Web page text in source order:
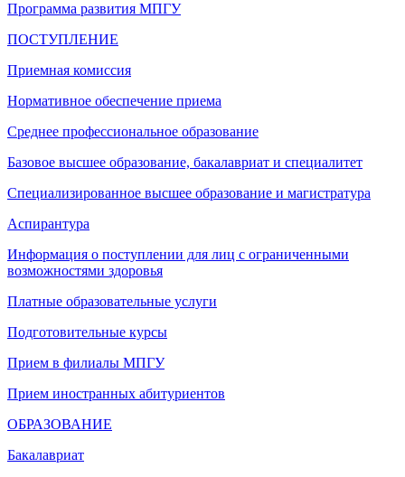
Программа развития МПГУ
ПОСТУПЛЕНИЕ
Приемная комиссия
Нормативное обеспечение приема
Среднее профессиональное образование
Базовое высшее образование, бакалавриат и специалитет
Специализированное высшее образование и магистратура
Аспирантура
Информация о поступлении для лиц с ограниченными
возможностями здоровья
Платные образовательные услуги
Подготовительные курсы
Прием в филиалы МПГУ
Прием иностранных абитуриентов
ОБРАЗОВАНИЕ
Бакалавриат